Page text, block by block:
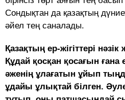
Сондықтан да қазақтың
әйел тең саналады.
Қазақтың ер-жігіттері
Құдай қосқан қосағын ғана
әженің ұлағатын ұйып
ұдайы ұлықтай білген.